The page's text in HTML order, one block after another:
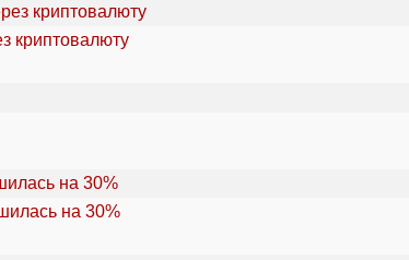
криптовалюту
на 30%